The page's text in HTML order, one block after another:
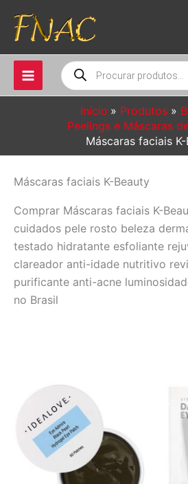
para
conteúdo
Pesquisar
produtos
Início Produtos
Peelings e Máscaras
Máscaras faciais
Máscaras faciais K-Beauty
Comprar Máscaras faciais K-
cuidados pele rosto beleza
testado hidratante esfoliante
clareador anti-idade nutritivo
purificante anti-acne
no Brasil